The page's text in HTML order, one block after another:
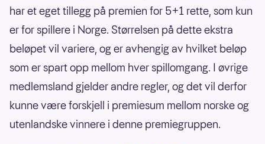
har et eget tillegg på premien for 5+1 rette, som kun
er for spillere i Norge. Størrelsen på dette ekstra
beløpet vil variere, og er avhengig av hvilket beløp
som er spart opp mellom hver spillomgang. I øvrige
medlemsland gjelder andre regler, og det vil derfor
kunne være forskjell i premiesum mellom norske og
utenlandske vinnere i denne premiegruppen.